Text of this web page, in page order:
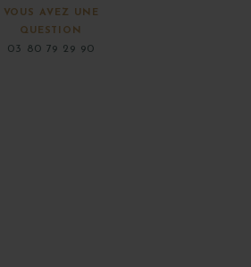
VOUS AVEZ UNE
QUESTION
03 80 79 29 90